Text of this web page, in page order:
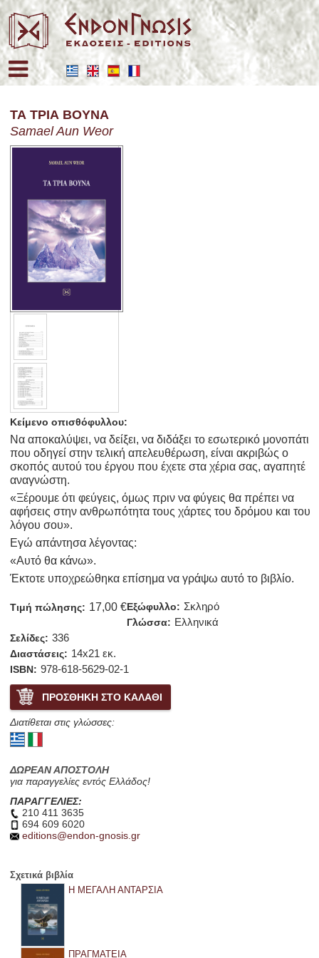
Επιλέξτε τη γλώσσα σας
ΤΑ ΤΡΙΑ ΒΟΥΝΑ
Samael Aun Weor
Κείμενο οπισθόφυλλου:
Να αποκαλύψει, να δείξει, να διδάξει το εσωτερικό μονοπάτι
που οδηγεί στην τελική απελευθέρωση, είναι ακριβώς ο
σκοπός αυτού του έργου που έχετε στα χέρια σας, αγαπητέ
αναγνώστη.
«Ξέρουμε ότι φεύγεις, όμως πριν να φύγεις θα πρέπει να
αφήσεις στην ανθρωπότητα τους χάρτες του δρόμου και του
λόγου σου».
Εγώ απάντησα λέγοντας:
«Αυτό θα κάνω».
Έκτοτε υποχρεώθηκα επίσημα να γράψω αυτό το βιβλίο.
Τιμή πώλησης: 17,00 €Εξώφυλλο: Σκληρό
Γλώσσα: Ελληνικά
Σελίδες: 336
Διαστάσεις: 14x21 εκ.
ISBN: 978-618-5629-02-1
Διατίθεται στις γλώσσες:
ΔΩΡΕΑΝ ΑΠΟΣΤΟΛΗ
για παραγγελίες εντός Ελλάδος!
ΠΑΡΑΓΓΕΛΙΕΣ:
210 411 3635
694 609 6020
editions@endon-gnosis.gr
Σχετικά βιβλία
Η ΜΕΓΑΛΗ ΑΝΤΑΡΣΙΑ
ΠΡΑΓΜΑΤΕΙΑ